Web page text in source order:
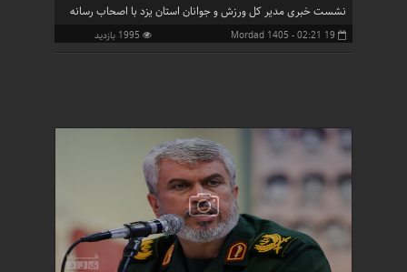
نشست خبری مدیر کل ورزش و جوانان استان یزد با اصحاب رسانه
19 Mordad 1405 - 02:21 1995 بازدید